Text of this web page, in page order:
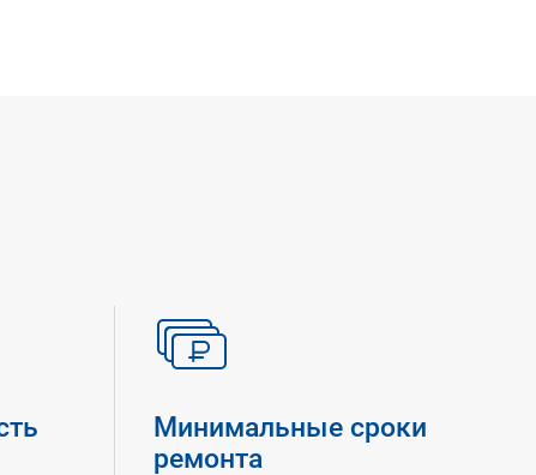
Минимальные сроки
ремонта